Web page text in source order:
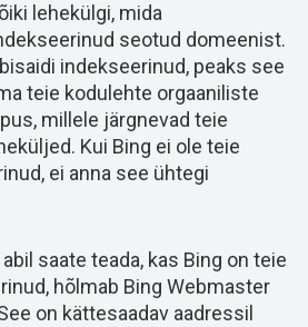
lehekülgi, mida
seotud domeenist.
indekseerinud, peaks see
teie kodulehte orgaaniliste
millele järgnevad teie
Kui Bing ei ole teie
ei anna see ühtegi
saate teada, kas Bing on teie
hõlmab Bing Webmaster
on kättesaadav aadressil